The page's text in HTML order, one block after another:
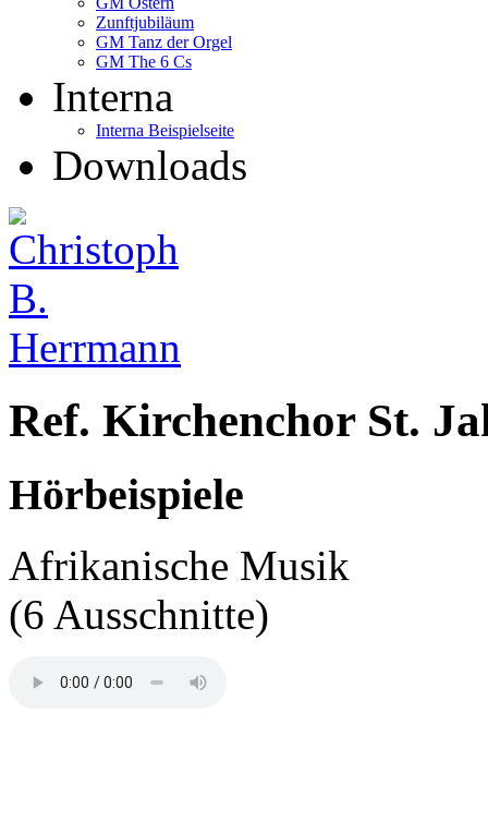
Zunftjubiläum
GM Tanz der Orgel
GM The 6 Cs
Interna
Interna Beispielseite
Downloads
Ref. Kirchenchor St.
Hörbeispiele
Afrikanische Musik
(6 Ausschnitte)